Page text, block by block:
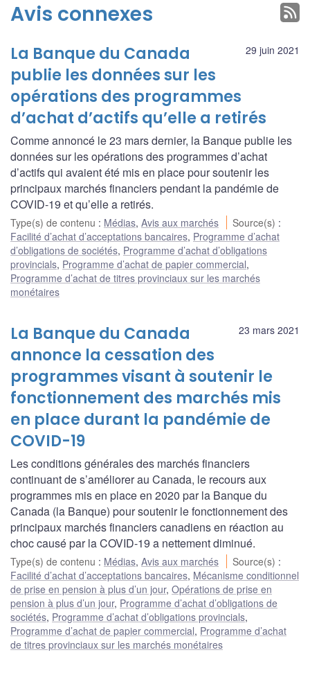
Avis connexes
29 juin 2021
La Banque du Canada
publie les données sur les
opérations des programmes
d’achat d’actifs qu’elle a retirés
Comme annoncé le 23 mars dernier, la Banque publie les
données sur les opérations des programmes d’achat
d’actifs qui avaient été mis en place pour soutenir les
principaux marchés financiers pendant la pandémie de
COVID-19 et qu’elle a retirés.
Type(s) de contenu : Médias, Avis aux marchés Source(s) :
Facilité d’achat d’acceptations bancaires, Programme d’achat
d’obligations de sociétés, Programme d’achat d’obligations
provincials, Programme d’achat de papier commercial,
Programme d’achat de titres provinciaux sur les marchés
monétaires
23 mars 2021
La Banque du Canada
annonce la cessation des
programmes visant à soutenir le
fonctionnement des marchés mis
en place durant la pandémie de
COVID-19
Les conditions générales des marchés financiers
continuant de s’améliorer au Canada, le recours aux
programmes mis en place en 2020 par la Banque du
Canada (la Banque) pour soutenir le fonctionnement des
principaux marchés financiers canadiens en réaction au
choc causé par la COVID-19 a nettement diminué.
Type(s) de contenu : Médias, Avis aux marchés Source(s) :
Facilité d’achat d’acceptations bancaires, Mécanisme conditionnel
de prise en pension à plus d’un jour, Opérations de prise en
pension à plus d’un jour, Programme d’achat d’obligations de
sociétés, Programme d’achat d’obligations provincials,
Programme d’achat de papier commercial, Programme d’achat
de titres provinciaux sur les marchés monétaires